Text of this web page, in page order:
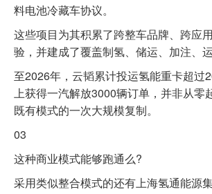
料电池冷藏车协议。
这些项目为其积累了跨整车品牌、跨应
验，并建成了覆盖制氢、储运、加注、
至2026年，云韬累计投运氢能重卡超过
上获得一汽解放3000辆订单，并非从零
既有模式的一次大规模复制。
03
这种商业模式能够跑通么?
采用类似整合模式的还有上海氢通能源集